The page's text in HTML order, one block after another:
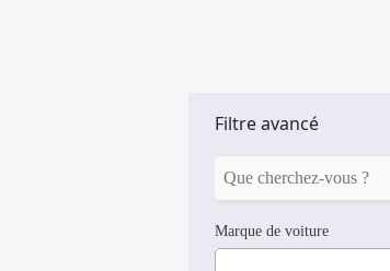
Filtre avancé
Marque de voiture